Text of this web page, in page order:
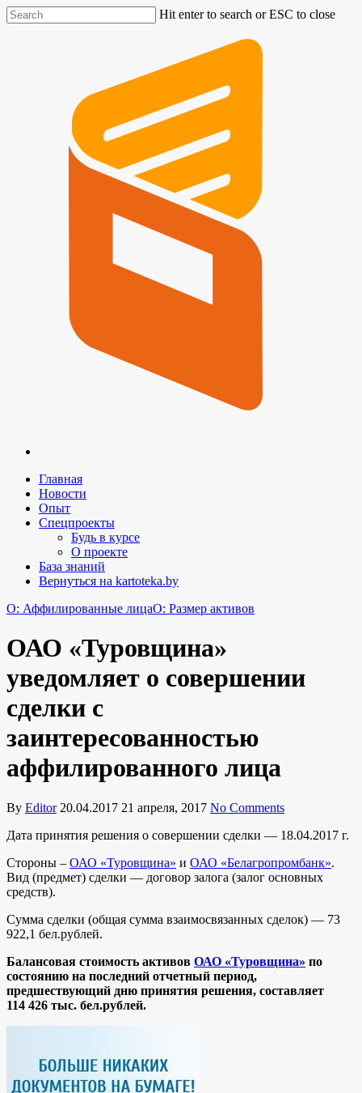
Hit enter to search or ESC to close
Главная
Новости
Опыт
Спецпроекты
Будь в курсе
О проекте
База знаний
Вернуться на kartoteka.by
O: Аффилированные лицаO: Размер активов
ОАО «Туровщина»
уведомляет о совершении
сделки с
заинтересованностью
аффилированного лица
By Editor 20.04.2017 21 апреля, 2017 No Comments
Дата принятия решения о совершении сделки — 18.04.2017 г.
Стороны – ОАО «Туровщина» и ОАО «Белагропромбанк».
Вид (предмет) сделки — договор залога (залог основных
средств).
Сумма сделки (общая сумма взаимосвязанных сделок) — 73
922,1 бел.рублей.
Балансовая стоимость активов ОАО «Туровщина» по
состоянию на последний отчетный период,
предшествующий дню принятия решения, составляет
114 426 тыс. бел.рублей.